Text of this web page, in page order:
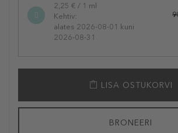
2,25 € / 1 ml
Kehtiv:
alates 2026-08-01 kuni
2026-08-31
LISA OSTUKORVI
BRONEERI